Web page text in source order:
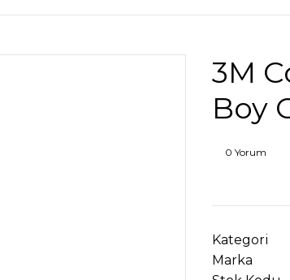
3M
Boy
0 Yorum
Kategori
Marka